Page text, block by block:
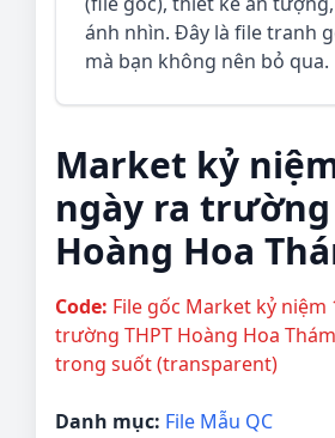
ánh nhìn. Đây là file tranh
mà bạn không nên bỏ qua.
Market kỷ
ngày ra trường
Hoàng Hoa
Code: File gốc Market kỷ niệm
trường THPT Hoàng Hoa Thám
trong suốt (transparent)
Danh mục: File Mẫu QC